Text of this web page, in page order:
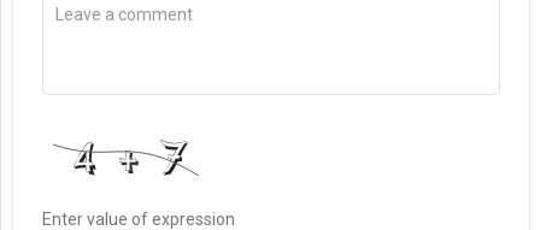
Enter value of expression